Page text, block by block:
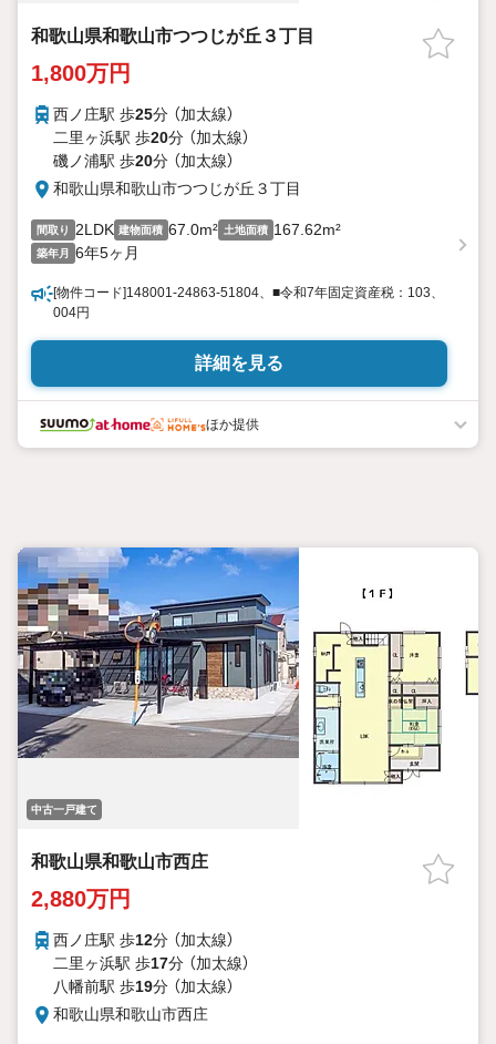
和歌山県和歌山市つつじが丘３丁目
1,800万円
西ノ庄駅 歩25分 （加太線）
二里ヶ浜駅 歩20分 （加太線）
磯ノ浦駅 歩20分 （加太線）
和歌山県和歌山市つつじが丘３丁目
間取り 2LDK 建物面積 67.0m² 土地面積 167.62m²
築年月 6年5ヶ月
[物件コード]148001-24863-51804、■令和7年固定資産税：103、
004円
詳細を見る
ほか提供
中古一戸建て
和歌山県和歌山市西庄
2,880万円
西ノ庄駅 歩12分 （加太線）
二里ヶ浜駅 歩17分 （加太線）
八幡前駅 歩19分 （加太線）
和歌山県和歌山市西庄